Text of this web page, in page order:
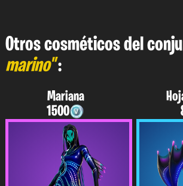
Otros cosméticos del
marino":
Mariana
1500